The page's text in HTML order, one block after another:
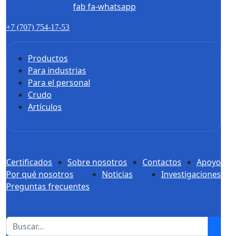
fab fa-whatsapp
+7 (707) 754-17-53
Productos
Para industrias
Para el personal
Crudo
Artículos
Certificados Sobre nosotros Contactos
Apoyo
Por qué nosotros
Noticias
Investigaciones
Preguntas frecuentes
1